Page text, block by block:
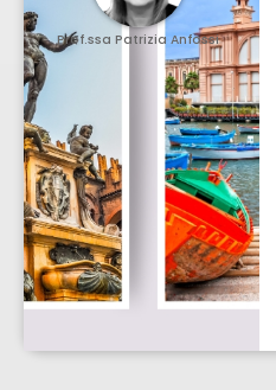
Prof.ssa Patrizia Anfossi